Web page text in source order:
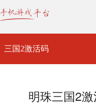
三国2激活码
明珠三国2